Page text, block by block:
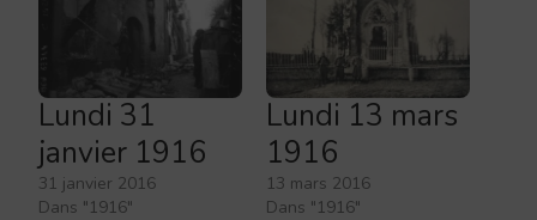
Lundi 31
janvier 1916
31 janvier 2016
Dans "1916"
Lundi 13 mars
1916
13 mars 2016
Dans "1916"